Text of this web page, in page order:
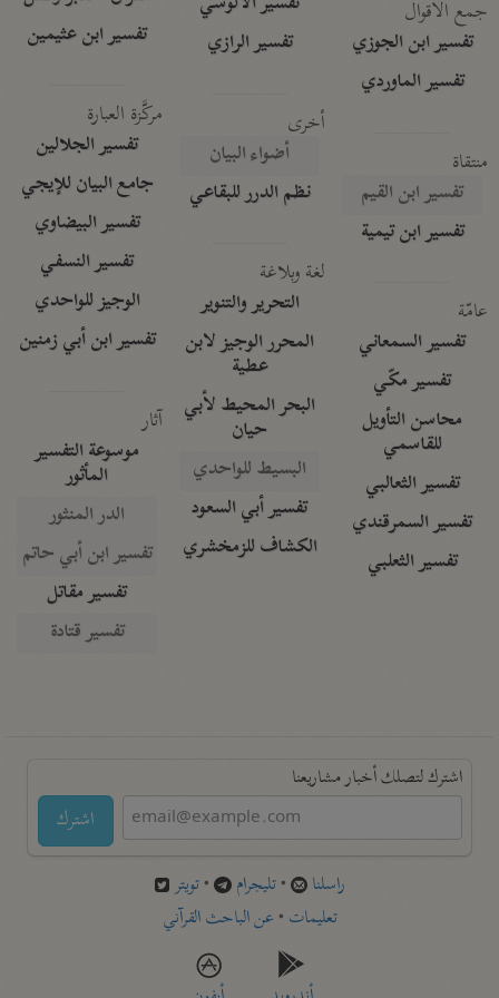
جمع الأقوال
تفسير ابن الجوزي
تفسير الماوردي
منتقاة
تفسير ابن القيم
تفسير ابن تيمية
عامّة
تفسير السمعاني
تفسير مكّي
محاسن التأويل
للقاسمي
تفسير الثعالبي
تفسير السمرقندي
تفسير الثعلبي
تفسير الرازي
أخرى
أضواء البيان
نظم الدرر للبقاعي
لغة وبلاغة
التحرير والتنوير
المحرر الوجيز لابن
عطية
البحر المحيط لأبي
حيان
البسيط للواحدي
تفسير أبي السعود
الكشاف للزمخشري
تفسير ابن عثيمين
مركَّزة العبارة
تفسير الجلالين
جامع البيان للإيجي
تفسير البيضاوي
تفسير النسفي
الوجيز للواحدي
تفسير ابن أبي زمنين
آثار
موسوعة التفسير
المأثور
الدر المنثور
تفسير ابن أبي حاتم
تفسير مقاتل
تفسير قتادة
اشترك لتصلك أخبار مشاريعنا
اشترك
راسلنا •تليجرام •تويتر
تعليمات •عن الباحث القرآني